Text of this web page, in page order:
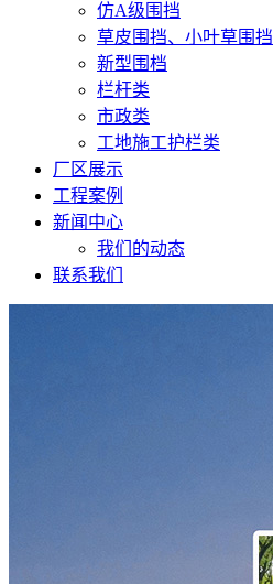
仿A级围挡
草皮围挡、小叶草围挡
新型围档
栏杆类
市政类
工地施工护栏类
厂区展示
工程案例
新闻中心
我们的动态
联系我们